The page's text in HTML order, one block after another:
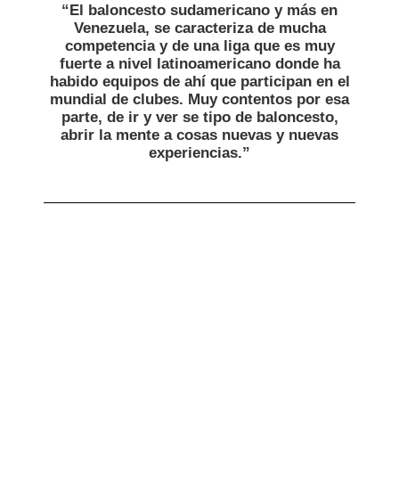
“El baloncesto sudamericano y más en
Venezuela, se caracteriza de mucha
competencia y de una liga que es muy
fuerte a nivel latinoamericano donde ha
habido equipos de ahí que participan en el
mundial de clubes. Muy contentos por esa
parte, de ir y ver se tipo de baloncesto,
abrir la mente a cosas nuevas y nuevas
experiencias.”